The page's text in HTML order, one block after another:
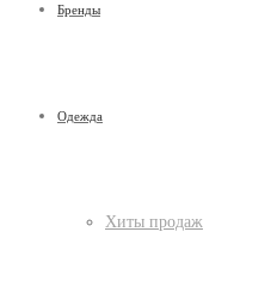
Бренды
Одежда
Хиты продаж